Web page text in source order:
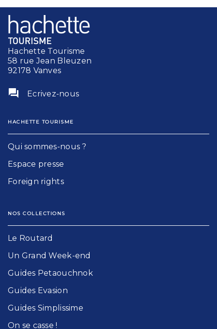
Hachette Tourisme
58 rue Jean Bleuzen
92178 Vanves
question_answer Ecrivez-nous
HACHETTE TOURISME
Qui sommes-nous ?
Espace presse
Foreign rights
NOS COLLECTIONS
Le Routard​
Un Grand Week-end​
Guides Petaouchnok​
Guides Evasion​
Guides Simplissime​
On se casse !​